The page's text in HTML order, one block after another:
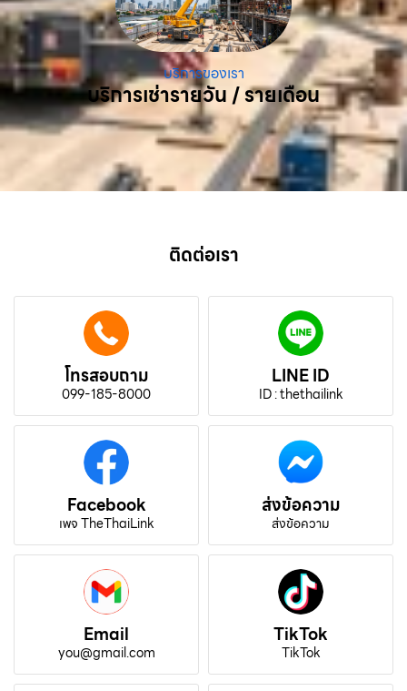
บริการของเรา
บริการเช่ารายวัน / รายเดือน
ติดต่อเรา
โทรสอบถาม
099-185-8000
LINE ID
ID : thethailink
Facebook
เพจ TheThaiLink
ส่งข้อความ
ส่งข้อความ
Email
you@gmail.com
TikTok
TikTok